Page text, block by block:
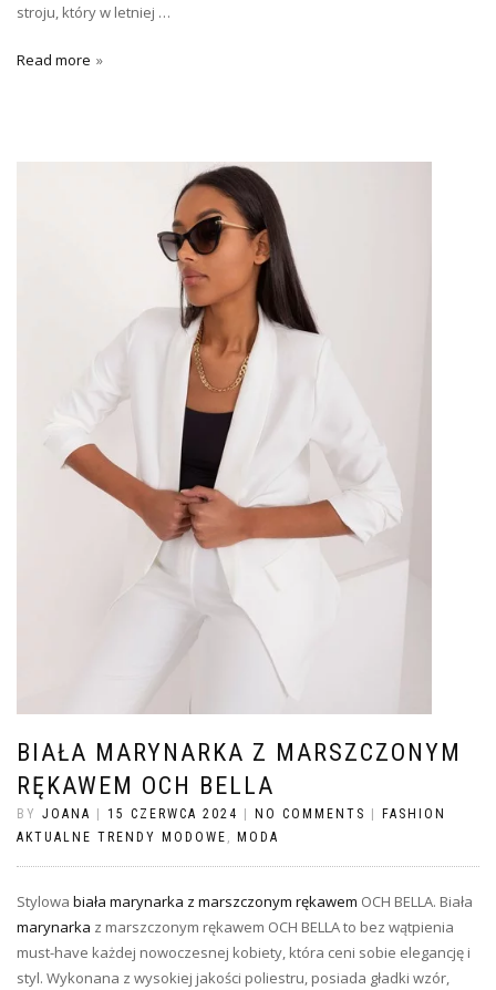
stroju, który w letniej …
Read more
BIAŁA MARYNARKA Z MARSZCZONYM
RĘKAWEM OCH BELLA
BY JOANA 15 CZERWCA 2024 NO COMMENTS
FASHION
AKTUALNE TRENDY MODOWE , MODA
Stylowa biała marynarka z marszczonym rękawem OCH BELLA. Biała
marynarka z marszczonym rękawem OCH BELLA to bez wątpienia
must-have każdej nowoczesnej kobiety, która ceni sobie elegancję i
styl. Wykonana z wysokiej jakości poliestru, posiada gładki wzór,